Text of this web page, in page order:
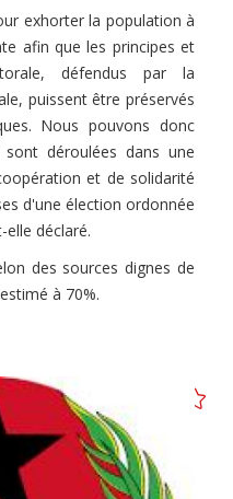
exhorter la population à
afin que les principes et
défendus par la
puissent être préservés
Nous pouvons donc
déroulées dans une
et de solidarité
d'une élection ordonnée
déclaré.
des sources dignes de
à 70%.